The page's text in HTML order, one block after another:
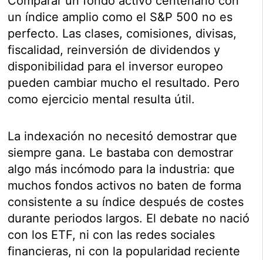
un índice amplio como el S&P 500 no es
perfecto. Las clases, comisiones, divisas,
fiscalidad, reinversión de dividendos y
disponibilidad para el inversor europeo
pueden cambiar mucho el resultado. Pero
como ejercicio mental resulta útil.
La indexación no necesitó demostrar que
siempre gana. Le bastaba con demostrar
algo más incómodo para la industria: que
muchos fondos activos no baten de forma
consistente a su índice después de costes
durante periodos largos. El debate no nació
con los ETF, ni con las redes sociales
financieras, ni con la popularidad reciente